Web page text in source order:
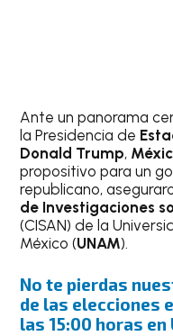
Ante un panorama
la Presidencia de
Donald Trump,
propositivo para un
republicano,
de Investigaciones
(CISAN) de la
México (UNAM).
No te pierdas
de las elecciones
las 15:00 horas en